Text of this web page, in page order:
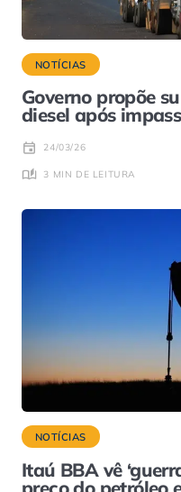
NOTÍCIAS
Governo propõe
diesel após
24/03/26
3 MIN DE LEITURA
NOTÍCIAS
Itaú BBA vê
preço do petróleo